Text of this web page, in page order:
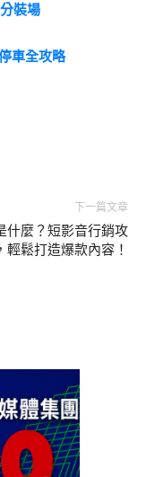
裝場
車全攻略
下一篇文章
什麼？短影音行銷攻
輕鬆打造爆款內容！